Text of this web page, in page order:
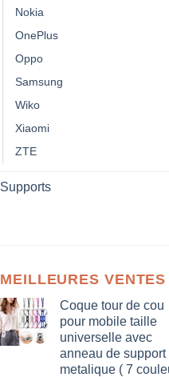
Nokia
OnePlus
Oppo
Samsung
Wiko
Xiaomi
ZTE
Supports
MEILLEURES VENTES
Coque tour de cou
pour mobile taille
universelle avec
anneau de support
metalique ( 7